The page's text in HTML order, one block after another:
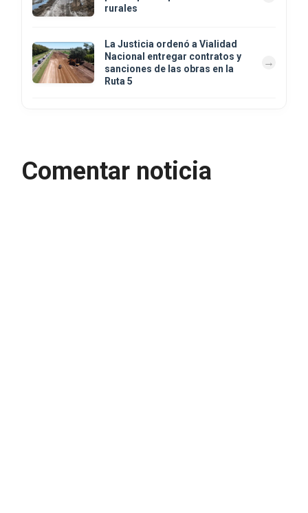
rurales
La Justicia ordenó a Vialidad
Nacional entregar contratos y
sanciones de las obras en la
Ruta 5
Comentar noticia